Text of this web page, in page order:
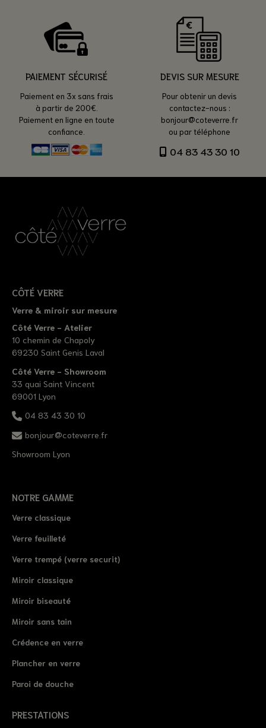
PAIEMENT SÉCURISÉ
Paiement en 3x sans frais
à partir de 200€.
Paiement en ligne en toute
confiance.
DEVIS SUR MESURE
Pour obtenir un devis
contactez-nous :
bonjour@coteverre.fr
ou par téléphone
04 83 43 30 10
CÔTÉ VERRE
Verre & miroir sur mesure
Côté Verre - Atelier
10 chemin de Chapoly
69230 Saint Genis Laval
Côté Verre - Showroom
33 quai Saint Vincent
69001 Lyon
04 83 43 30 10
bonjour@coteverre.fr
Showroom Lyon
NOTRE GAMME
Verre classique
Verre feuilleté
Verre trempé (verre securit)
Miroir classique
Miroir biseauté
Miroir sans tain
Crédence en verre
Plancher en verre
Paroi de douche
PRESTATIONS